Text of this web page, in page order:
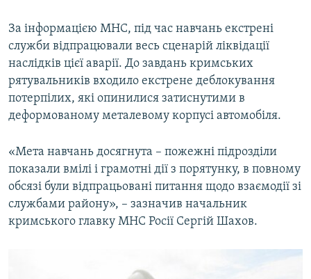
За інформацією МНС, під час навчань екстрені
служби відпрацювали весь сценарій ліквідації
наслідків цієї аварії. До завдань кримських
рятувальників входило екстрене деблокування
потерпілих, які опинилися затиснутими в
деформованому металевому корпусі автомобіля.
«Мета навчань досягнута – пожежні підрозділи
показали вмілі і грамотні дії з порятунку, в повному
обсязі були відпрацьовані питання щодо взаємодії зі
службами району», – зазначив начальник
кримського главку МНС Росії Сергій Шахов.